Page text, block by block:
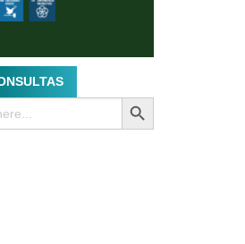
SEARCH BUTTON